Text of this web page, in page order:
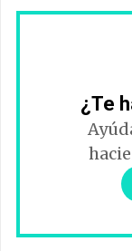
¿Te